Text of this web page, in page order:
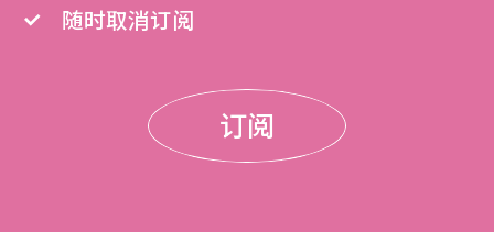
随时取消订阅
订阅